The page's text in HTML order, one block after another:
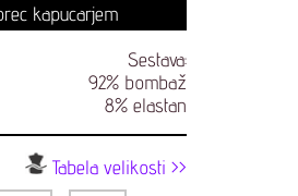
kapucarjem
Sestava:
92% bombaž
8% elastan
Tabela velikosti >>